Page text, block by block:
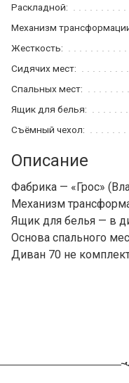
Раскладной:
Механизм
Жесткость:
Сидячих мест:
Спальных мест:
Ящик для белья:
Съёмный чехол:
Описание
Фабрика — «Грос»
Механизм
Ящик для белья — в
Основа спального
Диван 70 не